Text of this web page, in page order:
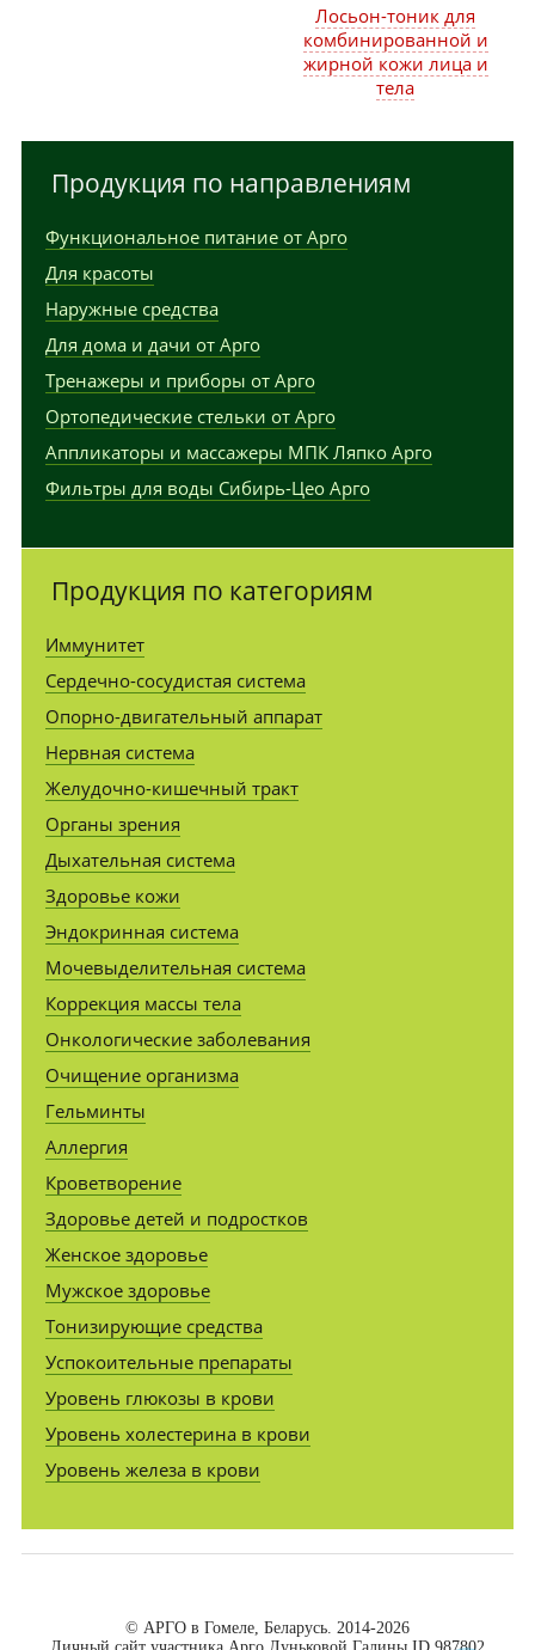
Лосьон-тоник для
комбинированной и
жирной кожи лица и
тела
Продукция по направлениям
Функциональное питание от Арго
Для красоты
Наружные средства
Для дома и дачи от Арго
Тренажеры и приборы от Арго
Ортопедические стельки от Арго
Аппликаторы и массажеры МПК Ляпко Арго
Фильтры для воды Сибирь-Цео Арго
Продукция по категориям
Иммунитет
Сердечно-сосудистая система
Опорно-двигательный аппарат
Нервная система
Желудочно-кишечный тракт
Органы зрения
Дыхательная система
Здоровье кожи
Эндокринная система
Мочевыделительная система
Коррекция массы тела
Онкологические заболевания
Очищение организма
Гельминты
Аллергия
Кроветворение
Здоровье детей и подростков
Женское здоровье
Мужское здоровье
Тонизирующие средства
Успокоительные препараты
Уровень глюкозы в крови
Уровень холестерина в крови
Уровень железа в крови
© АРГО в Гомеле, Беларусь. 2014-2026